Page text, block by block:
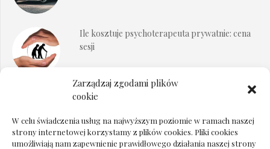
Zarządzaj zgodami plików
cookie
W celu świadczenia usług na najwyższym poziomie w ramach naszej
strony internetowej korzystamy z plików cookies. Pliki cookies
umożliwiają nam zapewnienie prawidłowego działania naszej strony
Ile kosztuje psychoterapeuta prywatnie: cena
sesji
Dokumenty do odbioru przy zmianie biura